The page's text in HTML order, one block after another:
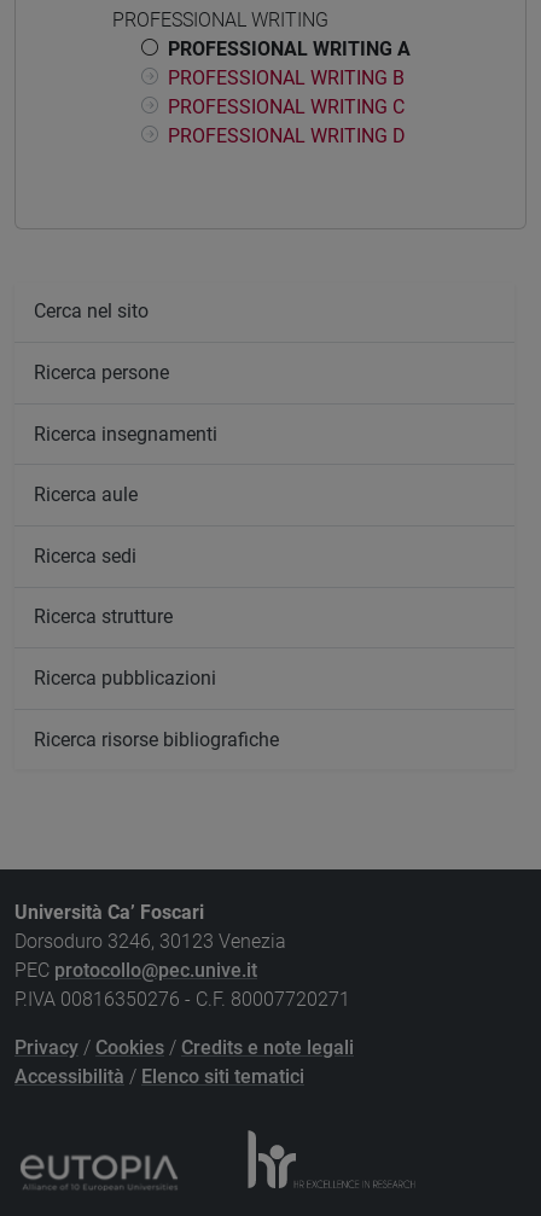
PROFESSIONAL WRITING
PROFESSIONAL WRITING A
PROFESSIONAL WRITING B
PROFESSIONAL WRITING C
PROFESSIONAL WRITING D
Cerca nel sito
Ricerca persone
Ricerca insegnamenti
Ricerca aule
Ricerca sedi
Ricerca strutture
Ricerca pubblicazioni
Ricerca risorse bibliografiche
Università Ca’ Foscari
Dorsoduro 3246, 30123 Venezia
PEC protocollo@pec.unive.it
P.IVA 00816350276 - C.F. 80007720271
Privacy / Cookies / Credits e note legali
Accessibilità / Elenco siti tematici